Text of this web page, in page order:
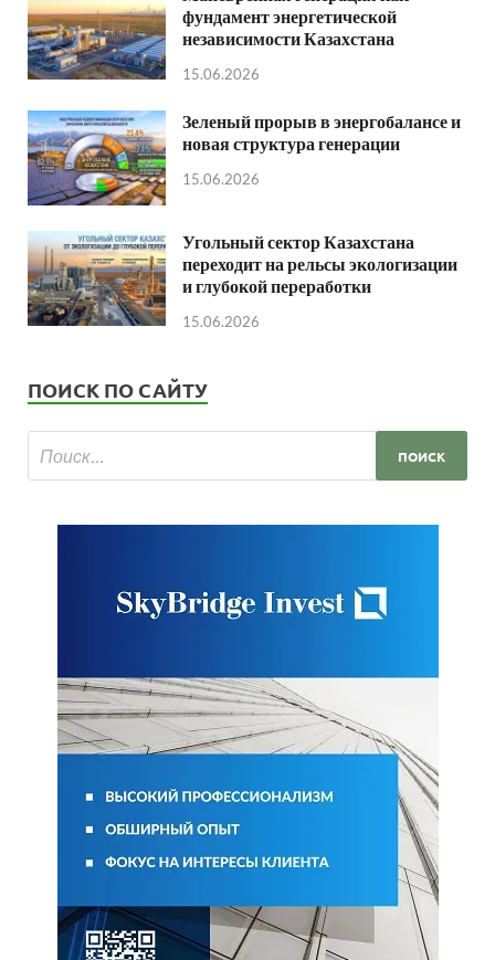
фундамент энергетической
независимости Казахстана
15.06.2026
Зеленый прорыв в энергобалансе и
новая структура генерации
15.06.2026
Угольный сектор Казахстана
переходит на рельсы экологизации
и глубокой переработки
15.06.2026
ПОИСК ПО САЙТУ